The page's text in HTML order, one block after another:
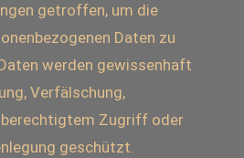
getroffen, um die
Daten zu
werden gewissenhaft
Verfälschung,
Zugriff oder
geschützt.